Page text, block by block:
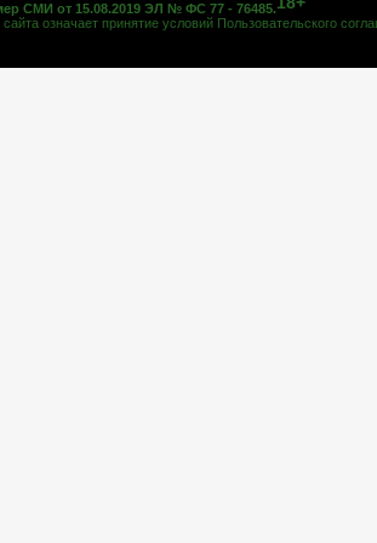
СМИ от 15.08.2019 ЭЛ № ФС 77 - 76485.
означает принятие условий Пользовательского